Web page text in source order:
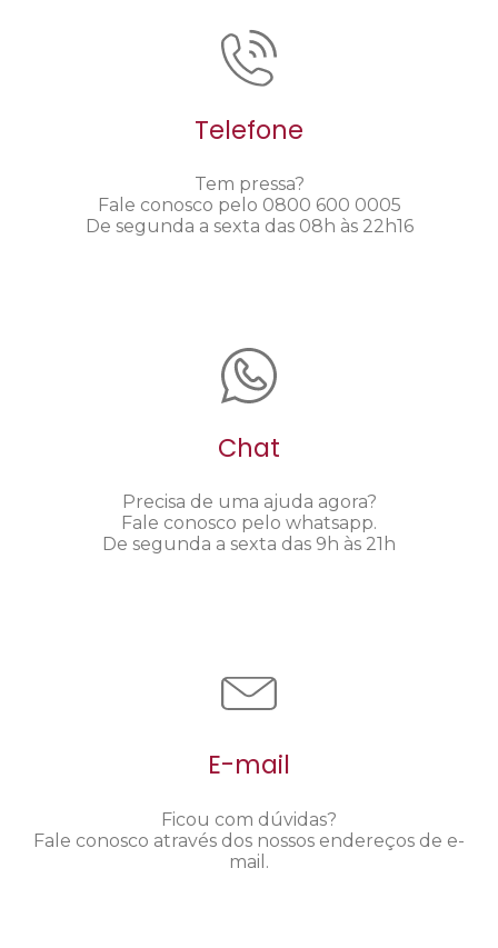
Telefone
Tem pressa?
Fale conosco pelo 0800 600 0005
De segunda a sexta das 08h às 22h16
Chat
Precisa de uma ajuda agora?
Fale conosco pelo whatsapp.
De segunda a sexta das 9h às 21h
E-mail
Ficou com dúvidas?
Fale conosco através dos nossos endereços de e-
mail.